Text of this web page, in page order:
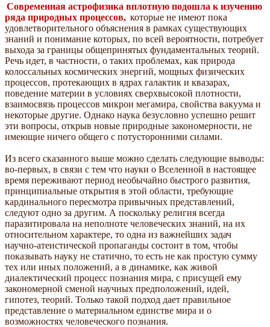
Современная астрофизика вплотную подошла к изучению
ряда природных процессов, которые не имеют пока
удовлетворительного объяснения в рамках существующих
знаний и понимание которых, по всей вероятности, потребует
выхода за границы общепринятых фундаментальных теорий.
Речь идет, в частности, о таких проблемах, как природа
колоссальных космических энергий, мощных физических
процессов, протекающих в ядрах галактик и квазарах,
поведение материи в условиях сверхвысокой плотности,
взаимосвязь процессов микрои мегамира, свойства вакуума и
некоторые другие. Однако наука безусловно успешно решит
эти вопросы, открыв новые природные закономерности, не
имеющие ничего общего с потусторонними силами.
Из всего сказанного выше можно сделать следующие выводы:
во-первых, в связи с тем что науки о Вселенной в настоящее
время переживают период необычайно быстрого развития,
принципиальные открытия в этой области, требующие
кардинального пересмотра привычных представлений,
следуют одно за другим. А поскольку религия всегда
паразитировала на неполноте человеческих знаний, на их
относительном характере, то одна из важнейших задач
научно-атеистической пропаганды состоит в том, чтобы
показывать науку не статично, то есть не как простую сумму
тех или иных положений, а в динамике, как живой
диалектический процесс познания мира, с присущей ему
закономерной сменой научных предположений, идей,
гипотез, теорий. Только такой подход дает правильное
представление о материальном единстве мира и о
возможностях человеческого познания.